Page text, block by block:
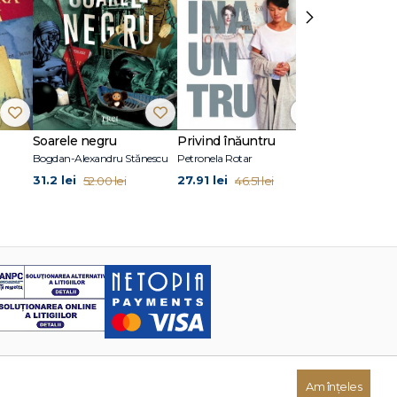
Soarele negru
Bogdan-Alexandru Stănescu
31.2 lei 52.00 lei
Privind înăuntru
Petronela Rotar
27.91 lei 46.51 lei
›
Am înțeles